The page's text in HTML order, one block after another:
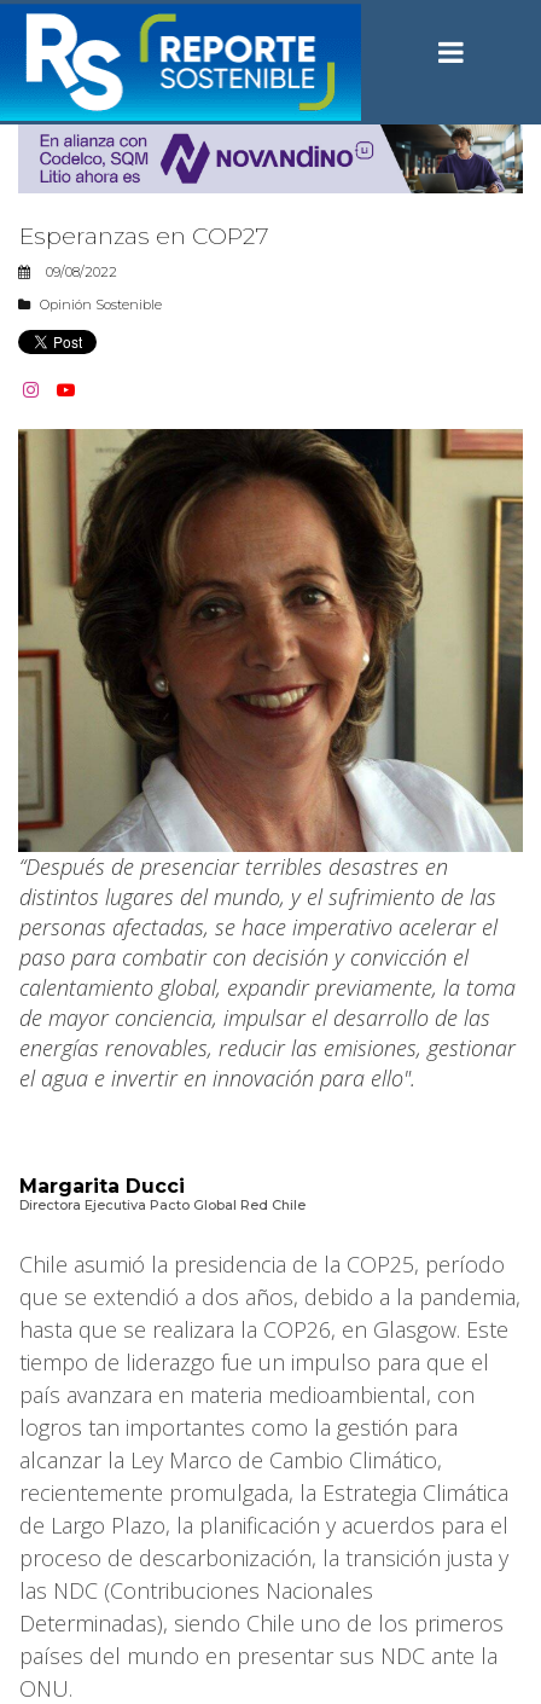
Esperanzas en COP27
09/08/2022
Opinión Sostenible
 
“Después de presenciar terribles desastres en
distintos lugares del mundo, y el sufrimiento de las
personas afectadas, se hace imperativo acelerar el
paso para combatir con decisión y convicción el
calentamiento global, expandir previamente, la toma
de mayor conciencia, impulsar el desarrollo de las
energías renovables, reducir las emisiones, gestionar
el agua e invertir en innovación para ello".
Margarita Ducci
Directora Ejecutiva Pacto Global Red Chile
Chile asumió la presidencia de la COP25, período
que se extendió a dos años, debido a la pandemia,
hasta que se realizara la COP26, en Glasgow. Este
tiempo de liderazgo fue un impulso para que el
país avanzara en materia medioambiental, con
logros tan importantes como la gestión para
alcanzar la Ley Marco de Cambio Climático,
recientemente promulgada, la Estrategia Climática
de Largo Plazo, la planificación y acuerdos para el
proceso de descarbonización, la transición justa y
las NDC (Contribuciones Nacionales
Determinadas), siendo Chile uno de los primeros
países del mundo en presentar sus NDC ante la
ONU.